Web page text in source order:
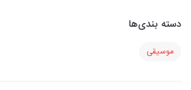
دسته بندی‌ها
موسیقی